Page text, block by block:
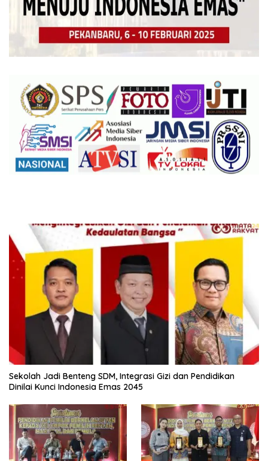
Sekolah Jadi Benteng SDM, Integrasi Gizi dan Pendidikan
Dinilai Kunci Indonesia Emas 2045